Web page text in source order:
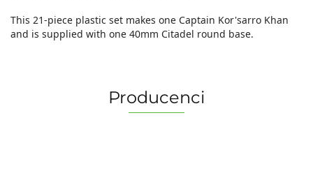
This 21-piece plastic set makes one Captain Kor'sarro Khan
and is supplied with one 40mm Citadel round base.
Producenci